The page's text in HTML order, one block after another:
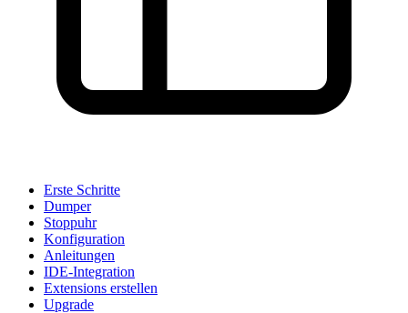
Erste Schritte
Dumper
Stoppuhr
Konfiguration
Anleitungen
IDE-Integration
Extensions erstellen
Upgrade